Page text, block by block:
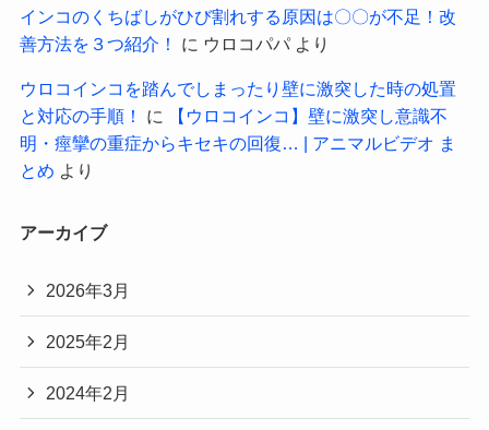
インコのくちばしがひび割れする原因は〇〇が不足！改
善方法を３つ紹介！
に ウロコパパより
ウロコインコを踏んでしまったり壁に激突した時の処置
と対応の手順！
に
【ウロコインコ】壁に激突し意識不
明・痙攣の重症からキセキの回復… | アニマルビデオ ま
とめ より
アーカイブ
2026年3月
2025年2月
2024年2月